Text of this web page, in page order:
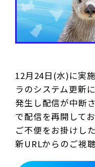
12月24日(水)に実
ラのシステム更新
発生し配信が中断
で配信を再開してお
ご不便をお掛けし
新URLからのご視